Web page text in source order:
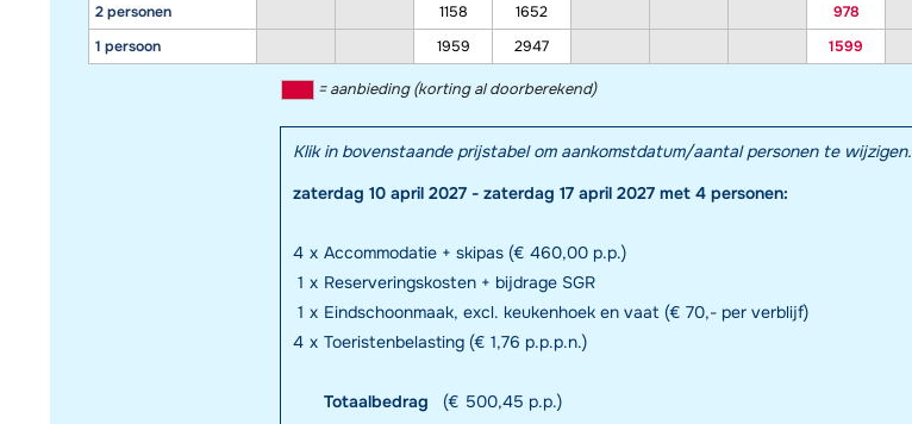
2 personen
1 persoon
1158
1652 978
1959
2947 1599
= aanbieding (korting al doorberekend)
Klik in bovenstaande prijstabel om aankomstdatum/aantal personen te wijzigen.
zaterdag 10 april 2027 - zaterdag 17 april 2027 met 4 personen:
4 x Accommodatie + skipas (€ 460,00 p.p.)
1 x Reserveringskosten + bijdrage SGR
1 x Eindschoonmaak, excl. keukenhoek en vaat (€ 70,- per verblijf)
4 x Toeristenbelasting (€ 1,76 p.p.p.n.)
Totaalbedrag (€ 500,45 p.p.)